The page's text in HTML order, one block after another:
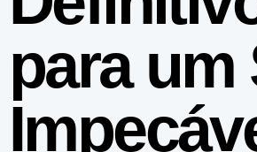
para um